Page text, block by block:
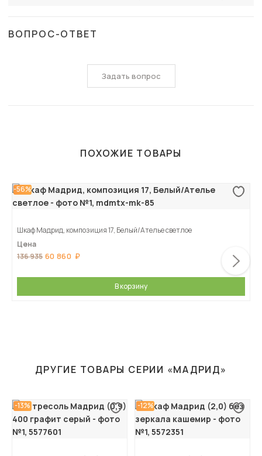
ВОПРОС-ОТВЕТ
Задать вопрос
ПОХОЖИЕ ТОВАРЫ
-56%
Шкаф Мадрид, композиция 17, Белый/Ателье светлое
Цена
136 935 60 860
В корзину
ДРУГИЕ ТОВАРЫ СЕРИИ «МАДРИД»
-13% -12%